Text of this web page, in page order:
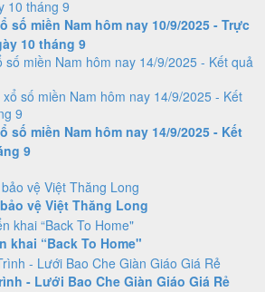
số miền Nam hôm nay 10/9/2025 - Trực
10 tháng 9
số miền Nam hôm nay 14/9/2025 - Kết quả
số miền Nam hôm nay 14/9/2025 - Kết
9
vệ Việt Thăng Long
khai “Back To Home"
- Lưới Bao Che Giàn Giáo Giá Rẻ